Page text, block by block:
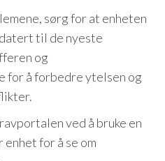
sørg for at enheten
til de nyeste
og
for å forbedre ytelsen og
ved å bruke en
for å se om